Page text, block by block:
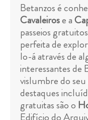
Betanzos é
Cavaleirose a
passeios
perfeita de
lo-á através de
interessantes de
vislumbre do
destaques
gratuitas são o